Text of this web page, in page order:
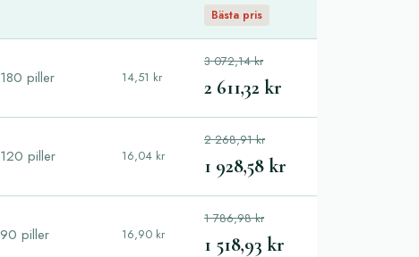
Bästa pris
180 piller 14,51 kr
3 072,14 kr
2 611,32 kr
120 piller 16,04 kr
2 268,91 kr
1 928,58 kr
90 piller 16,90 kr
1 786,98 kr
1 518,93 kr